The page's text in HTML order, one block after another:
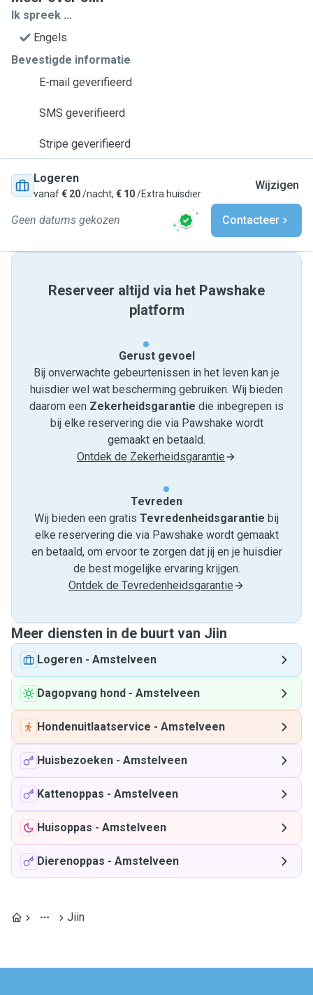
Ik spreek ...
Engels
Bevestigde informatie
E-mail geverifieerd
SMS geverifieerd
Stripe geverifieerd
Logeren
vanaf€ 20/nacht, € 10/Extra huisdier
Wijzigen
Geen datums gekozen Contacteer
Reserveer altijd via het Pawshake
platform
Gerust gevoel
Bij onverwachte gebeurtenissen in het leven kan je
huisdier wel wat bescherming gebruiken. Wij bieden
daarom een Zekerheidsgarantie die inbegrepen is
bij elke reservering die via Pawshake wordt
gemaakt en betaald.
Ontdek de Zekerheidsgarantie
Tevreden
Wij bieden een gratis Tevredenheids­garantie bij
elke reservering die via Pawshake wordt gemaakt
en betaald, om ervoor te zorgen dat jij en je huisdier
de best mogelijke ervaring krijgen.
Ontdek de Tevredenheidsgarantie
Meer diensten in de buurt van Jiin
Logeren - Amstelveen
Dagopvang hond - Amstelveen
Hondenuitlaatservice - Amstelveen
Huisbezoeken - Amstelveen
Kattenoppas - Amstelveen
Huisoppas - Amstelveen
Dierenoppas - Amstelveen
Jiin